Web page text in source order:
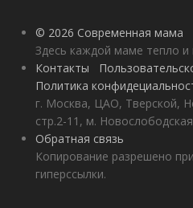
© 2026 Современная мама
Здесь каждой маме тепло
Контакты
Политика
г. Москва, ЦАО, Тверской,
стр.2-11, м. Новослободская
Обратная связь
Копирование разрешено
гиперссылки.